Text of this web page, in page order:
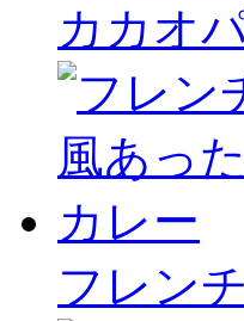
カカオ
フレン